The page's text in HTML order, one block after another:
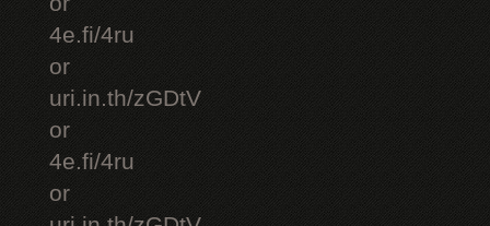
4e.fi/4ru
or
uri.in.th/zGDtV
or
4e.fi/4ru
or